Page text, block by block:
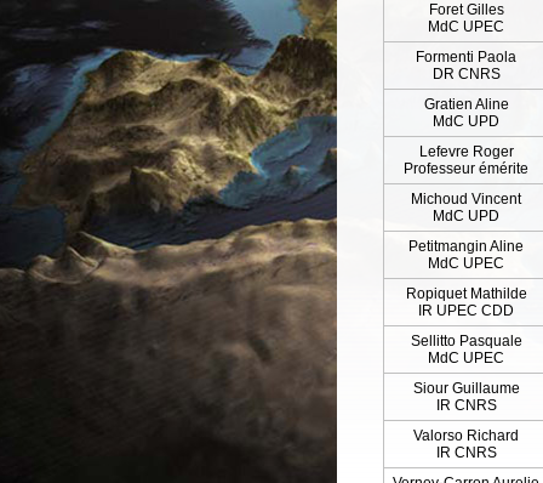
Foret Gilles
MdC UPEC
Formenti Paola
DR CNRS
Gratien Aline
MdC UPD
Lefevre Roger
Professeur émérite
Michoud Vincent
MdC UPD
Petitmangin Aline
MdC UPEC
Ropiquet Mathilde
IR UPEC CDD
Sellitto Pasquale
MdC UPEC
Siour Guillaume
IR CNRS
Valorso Richard
IR CNRS